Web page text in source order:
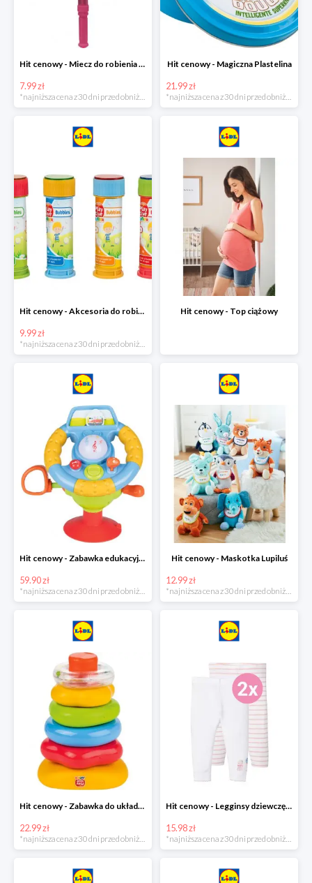
Hit cenowy - Miecz do robienia baniek mydlanych
7.99 zł
Hit cenowy - Magiczna Plastelina
21.99 zł
Hit cenowy - Akcesoria do robienia baniek
9.99 zł
Hit cenowy - Top ciążowy
Hit cenowy - Zabawka edukacyjna
59.90 zł
*najniższa cena z 30 dni przed obniżką
Hit cenowy - Maskotka Lupiluś
12.99 zł
*najniższa cena z 30 dni przed obniżką
Hit cenowy - Zabawka do układania, 1 zestaw
22.99 zł
Hit cenowy - Legginsy dziewczęce, 2 pary
15.98 zł